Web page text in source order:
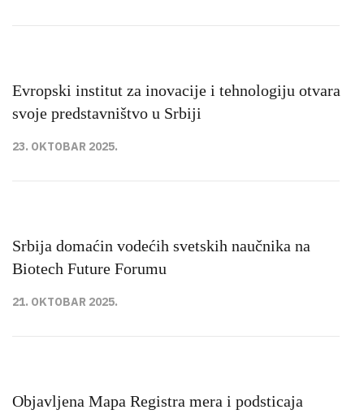
Evropski institut za inovacije i tehnologiju otvara
svoje predstavništvo u Srbiji
23. OKTOBAR 2025.
Srbija domaćin vodećih svetskih naučnika na
Biotech Future Forumu
21. OKTOBAR 2025.
Objavlјena Mapa Registra mera i podsticaja